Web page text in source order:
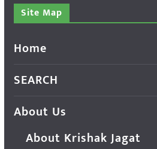
Site Map
Home
SEARCH
About Us
About Krishak Jagat